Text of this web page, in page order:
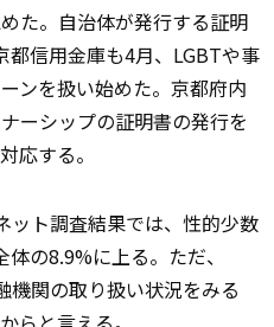
た。自治体が発行する証明
都信用金庫も4月、LGBTや事
ンを扱い始めた。京都府内
ーシップの証明書の発行を
応する。
ット調査結果では、性的少数
体の8.9%に上る。ただ、
機関の取り扱い状況をみる